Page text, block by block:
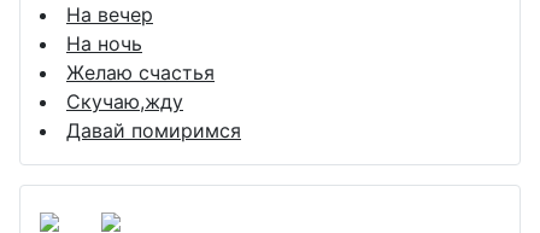
На вечер
На ночь
Желаю счастья
Скучаю,жду
Давай помиримся